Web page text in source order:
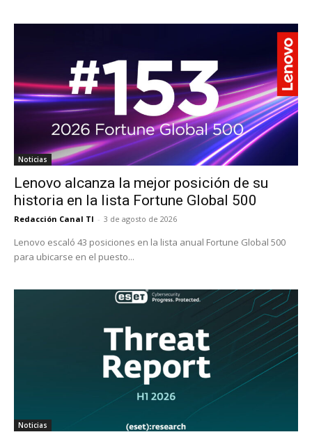
Noticias
Lenovo alcanza la mejor posición de su
historia en la lista Fortune Global 500
Redacción Canal TI - 3 de agosto de 2026
Lenovo escaló 43 posiciones en la lista anual Fortune Global 500
para ubicarse en el puesto...
Noticias